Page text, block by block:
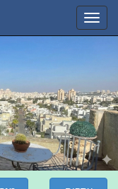
Toggle
navigation